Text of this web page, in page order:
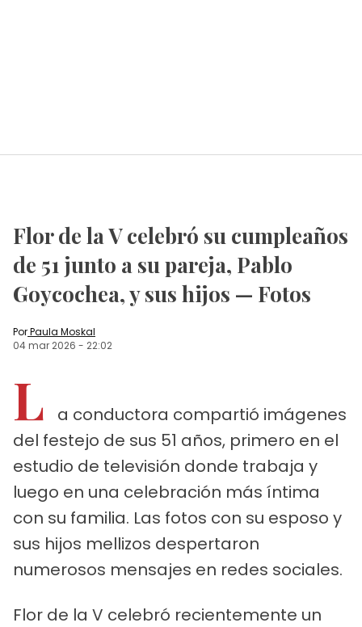
Flor de la V celebró su cumpleaños
de 51 junto a su pareja, Pablo
Goycochea, y sus hijos — Fotos
PorPaula Moskal
04 mar 2026 - 22:02
L
a conductora compartió imágenes
del festejo de sus 51 años, primero en el
estudio de televisión donde trabaja y
luego en una celebración más íntima
con su familia. Las fotos con su esposo y
sus hijos mellizos despertaron
numerosos mensajes en redes sociales.
Flor de la V celebró recientemente un